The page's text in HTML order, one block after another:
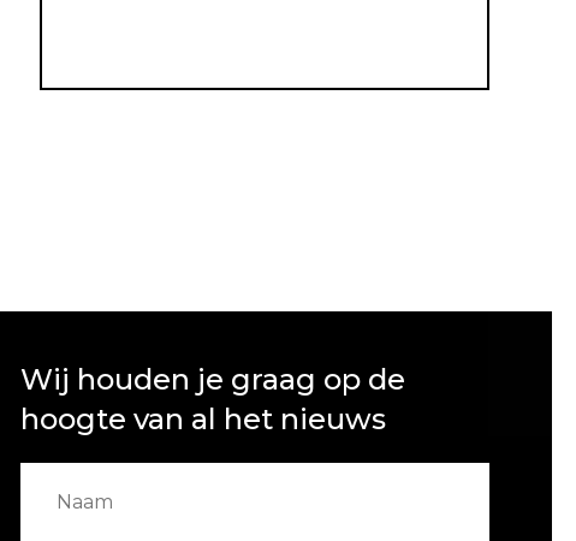
Wij houden je graag op de
hoogte van al het nieuws